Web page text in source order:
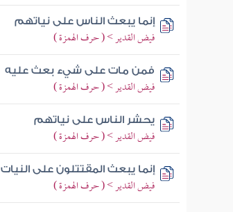
إنما يبعث الناس على نياتهم
فيض القدير > ( حرف الهمزة )
فمن مات على شيء بعث عليه
فيض القدير > ( حرف الهمزة )
يحشر الناس على نياتهم
فيض القدير > ( حرف الهمزة )
إنما يبعث المقتتلون على النيات
فيض القدير > ( حرف الهمزة )